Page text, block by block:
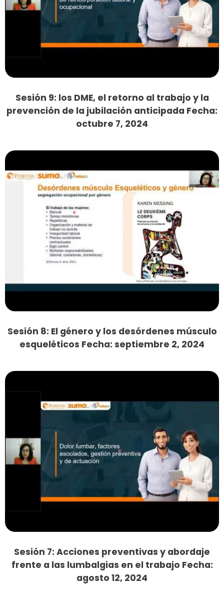
Sesión 9: los DME, el retorno al trabajo y la
prevención de la jubilación anticipada Fecha:
octubre 7, 2024
Sesión 8: El género y los desórdenes músculo
esqueléticos Fecha: septiembre 2, 2024
Sesión 7: Acciones preventivas y abordaje
frente a las lumbalgias en el trabajo Fecha:
agosto 12, 2024